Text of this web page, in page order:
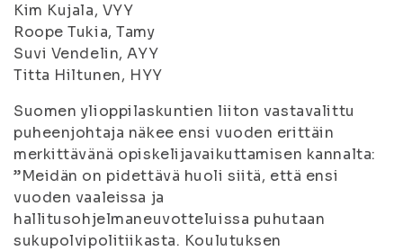
Kim Kujala, VYY
Roope Tukia, Tamy
Suvi Vendelin, AYY
Titta Hiltunen, HYY
Suomen ylioppilaskuntien liiton vastavalittu
puheenjohtaja näkee ensi vuoden erittäin
merkittävänä opiskelijavaikuttamisen kannalta:
”Meidän on pidettävä huoli siitä, että ensi
vuoden vaaleissa ja
hallitusohjelmaneuvotteluissa puhutaan
sukupolvipolitiikasta. Koulutuksen